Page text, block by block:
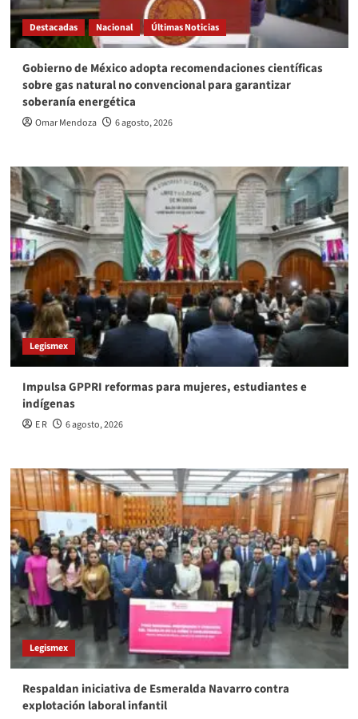
Destacadas Nacional Últimas Noticias
Gobierno de México adopta recomendaciones científicas
sobre gas natural no convencional para garantizar
soberanía energética
Omar Mendoza 6 agosto, 2026
Legismex
Impulsa GPPRI reformas para mujeres, estudiantes e
indígenas
E R 6 agosto, 2026
Legismex
Respaldan iniciativa de Esmeralda Navarro contra
explotación laboral infantil